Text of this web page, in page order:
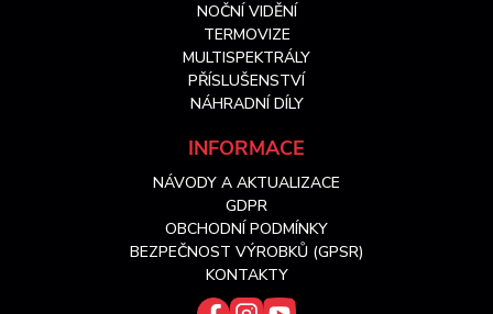
NOČNÍ VIDĚNÍ
TERMOVIZE
MULTISPEKTRÁLY
PŘÍSLUŠENSTVÍ
NÁHRADNÍ DÍLY
INFORMACE
NÁVODY A AKTUALIZACE
GDPR
OBCHODNÍ PODMÍNKY
BEZPEČNOST VÝROBKŮ (GPSR)
KONTAKTY